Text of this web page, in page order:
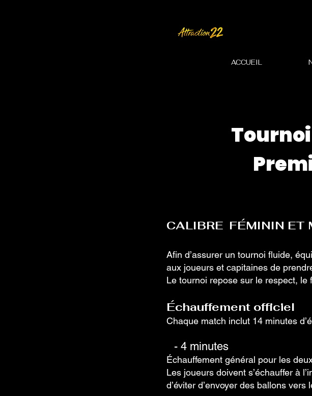
ACCUEIL
CALIBRE FÉMININ ET
Afin d’assurer un tournoi fluide,
aux joueurs et capitaines de
Le tournoi repose sur le respect, le
Échauffement officiel
Chaque match inclut 14 minutes
- 4 minutes
Échauffement général pour les
Les joueurs doivent s’échauffer à
d’éviter d’envoyer des ballons vers